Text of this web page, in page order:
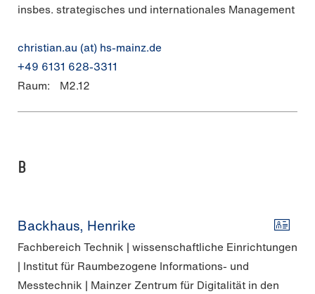
insbes. strategisches und internationales Management
christian.au (at) hs-mainz.de
+49 6131 628-3311
Raum:
M2.12
B
Backhaus, Henrike
Fachbereich Technik | wissenschaftliche Einrichtungen
| Institut für Raumbezogene Informations- und
Messtechnik | Mainzer Zentrum für Digitalität in den